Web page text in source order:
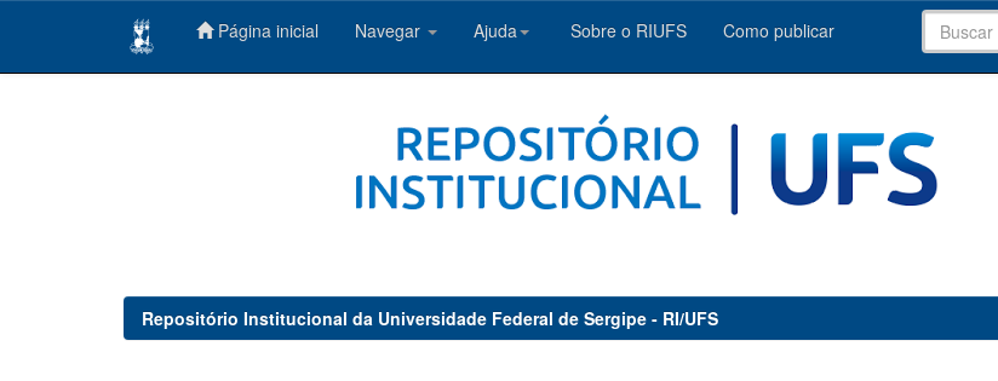
Página inicial Navegar Ajuda Sobre o RIUFS Como publicar
Repositório Institucional da Universidade Federal de Sergipe - RI/UFS